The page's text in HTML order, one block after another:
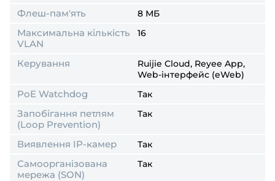
Флеш-пам'ять 8 МБ
Максимальна кількість
VLAN
16
Керування
Ruijie Cloud, Reyee App,
Web-інтерфейс (eWeb)
PoE Watchdog Так
Запобігання петлям
(Loop Prevention)
Так
Виявлення IP-камер Так
Самоорганізована
мережа (SON)
Так